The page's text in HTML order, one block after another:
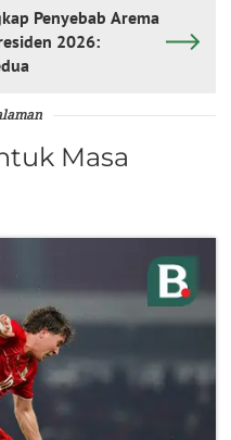
Penyebab Arema
2026:
Masa